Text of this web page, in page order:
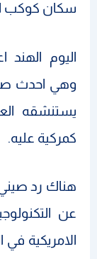
سكان كوكب
اليوم الهند
وهي احدث
يستنشقه
كمركية عليه.
هناك رد صيني
عن
الامريكية